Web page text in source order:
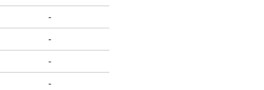
-
-
-
-